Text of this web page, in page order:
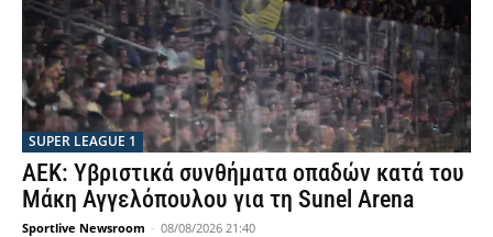
SUPER LEAGUE 1
ΑΕΚ: Υβριστικά συνθήματα οπαδών κατά του
Μάκη Αγγελόπουλου για τη Sunel Arena
Sportlive Newsroom - 08/08/2026 21:40